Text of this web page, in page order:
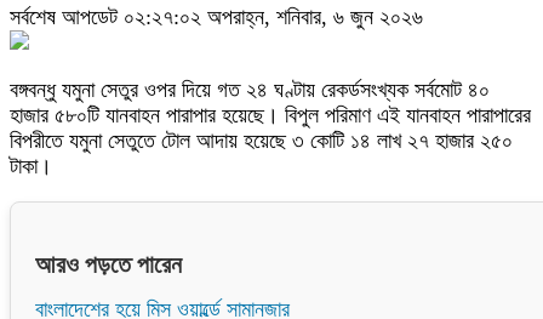
সর্বশেষ আপডেট ০২:২৭:০২ অপরাহ্ন, শনিবার, ৬ জুন ২০২৬
বঙ্গবন্ধু যমুনা সেতুর ওপর দিয়ে গত ২৪ ঘণ্টায় রেকর্ডসংখ্যক সর্বমোট ৪০
হাজার ৫৮০টি যানবাহন পারাপার হয়েছে। বিপুল পরিমাণ এই যানবাহন পারাপারের
বিপরীতে যমুনা সেতুতে টোল আদায় হয়েছে ৩ কোটি ১৪ লাখ ২৭ হাজার ২৫০
টাকা।
আরও পড়তে পারেন
বাংলাদেশের হয়ে মিস ওয়ার্ল্ডে সামানজার